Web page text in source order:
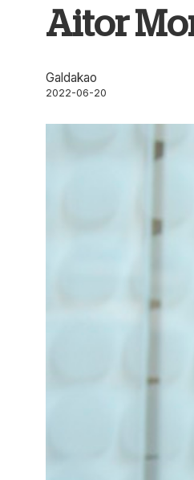
Aitor
Galdakao
2022-06-20